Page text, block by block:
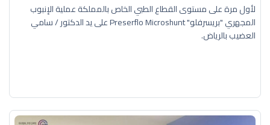
لأول مرة على مستوى القطاع الطبي الخاص بالمملكة عملية الإنبوب
المجهري "بريسرفلو" Preserflo Microshunt على يد الدكتور / سامي
العضيب بالرياض.